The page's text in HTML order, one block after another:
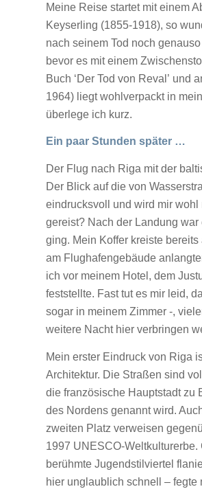
Meine Reise startet mit einem
Keyserling (1855-1918), so
nach seinem Tod noch
bevor es mit einem
Buch ‘Der Tod von Reval’
1964) liegt wohlverpackt in
überlege ich kurz.
Ein paar Stunden später …
Der Flug nach Riga mit der
Der Blick auf die von
eindrucksvoll und wird mir
gereist? Nach der Landung
ging. Mein Koffer kreiste
am Flughafengebäude
ich vor meinem Hotel, dem
feststellte. Fast tut es mir leid,
sogar in meinem Zimmer -,
weitere Nacht hier verbringen
Mein erster Eindruck von Riga
Architektur. Die Straßen sind
die französische Hauptstadt zu
des Nordens genannt wird.
zweiten Platz verweisen
1997 UNESCO-
berühmte Jugendstilviertel
hier unglaublich schnell –